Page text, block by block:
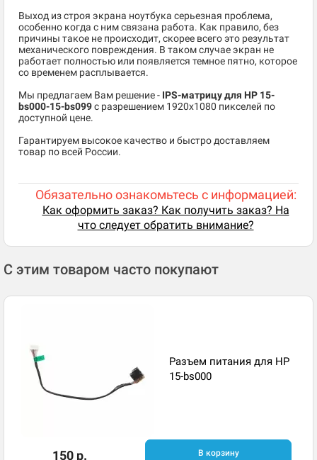
Выход из строя экрана ноутбука серьезная проблема,
особенно когда с ним связана работа. Как правило, без
причины такое не происходит, скорее всего это результат
механического повреждения. В таком случае экран не
работает полностью или появляется темное пятно, которое
со временем расплывается.
Мы предлагаем Вам решение - IPS-матрицу для HP 15-
bs000-15-bs099c разрешением 1920x1080 пикселей по
доступной цене.
Гарантируем высокое качество и быстро доставляем
товар по всей России.
Обязательно ознакомьтесь с информацией:
Как оформить заказ? Как получить заказ? На
что следует обратить внимание?
С этим товаром часто покупают
Разъем питания для HP
15-bs000
150 р. В корзину